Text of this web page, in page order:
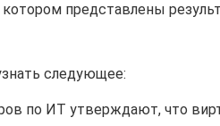
котором представлены
следующее:
по ИТ утверждают, что